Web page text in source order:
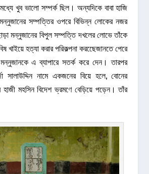
খুব ভালো সম্পর্ক ছিল। অন্যদিকে বাবা হাজি
সম্পত্তির ওপরে বিভিন্ন লোকের নজর
মন্নুজানের বিপুল সম্পত্তি দখলের লোভে তাঁকে
খাইয়ে হত্যা করার পরিকল্পনা করছেেজানতে পেরে
এ ব্যাপারে সতর্ক করে দেন। তারপর
সালাউদ্দিন নামে একজনের বিয়ে হলে, বোনের
হাজী মহসিন বিদেশ ভ্রমণে বেড়িয়ে পড়েন। তাঁর